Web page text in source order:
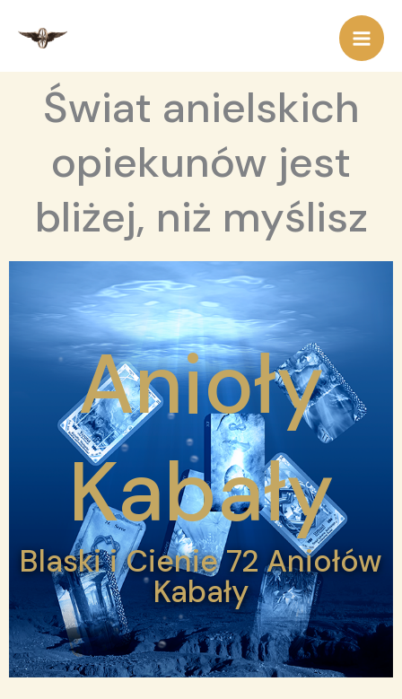
treści
Świat anielskich
opiekunów jest
bliżej, niż myślisz
Anioły
Kabały
Blaski i Cienie 72 Aniołów
Kabały